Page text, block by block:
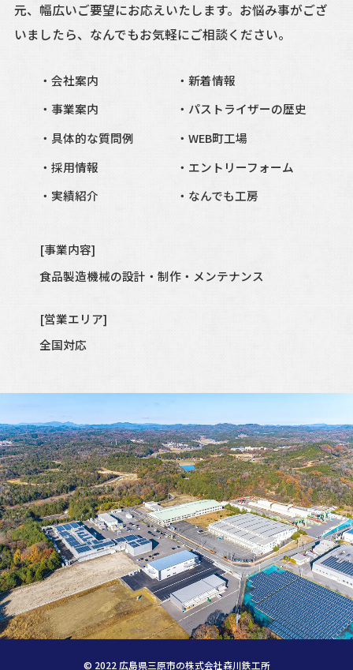
元、 幅広いご要望にお応えいたします。 お悩み事がござ
いましたら、 なんでもお気軽にご相談ください。
会社案内
新着情報
事業案内
パストライザーの歴史
具体的な質問例
WEB町工場
採用情報
エントリーフォーム
実績紹介
なんでも工房
[事業内容]
食品製造機械の設計・制作・メンテナンス
[営業エリア]
全国対応
© 2022 広島県三原市の株式会社森川鉄工所